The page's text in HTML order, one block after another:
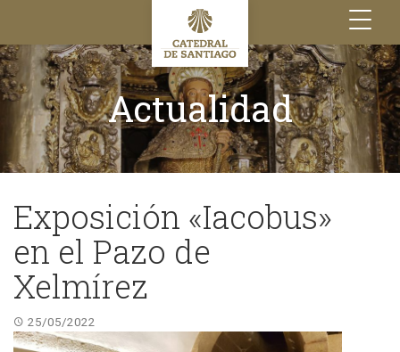
Toggle
navigation
Actualidad
Exposición «Iacobus»
en el Pazo de
Xelmírez
25/05/2022